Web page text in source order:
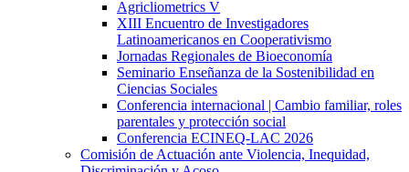
Agricliometrics V
XIII Encuentro de Investigadores
Latinoamericanos en Cooperativismo
Jornadas Regionales de Bioeconomía
Seminario Enseñanza de la Sostenibilidad en
Ciencias Sociales
Conferencia internacional | Cambio familiar, roles
parentales y protección social
Conferencia ECINEQ-LAC 2026
Comisión de Actuación ante Violencia, Inequidad,